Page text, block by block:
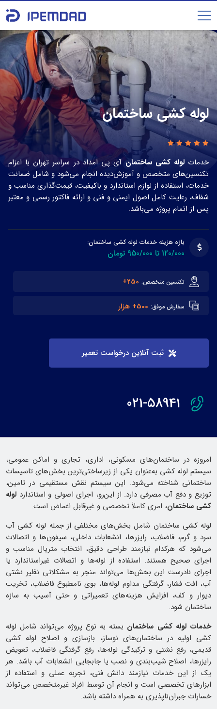
لوله کشی ساختمان
خدمات لوله کشی ساختمان آی‌ پی امداد در سراسر تهران با اعزام
تکنسین‌های متخصص و آموزش‌دیده انجام می‌شود و شامل ضمانت
خدمات، استفاده از لوازم استاندارد و باکیفیت، قیمت‌گذاری مناسب و
شفاف، رعایت کامل اصول ایمنی و فنی و ارائه فاکتور رسمی و معتبر
پس از اتمام پروژه می‌باشد.
بازه هزینه خدمات لوله کشی ساختمان:
120/000 تا 950/000 تومان
تکنسین متخصص: 250+
سفارش موفق: 500+ هزار
ثبت آنلاین درخواست تعمیر
021-58941
امروزه در ساختمان‌های مسکونی، اداری، تجاری و اماکن عمومی،
سیستم لوله کشی به‌عنوان یکی از زیرساختی‌ترین بخش‌های تاسیسات
ساختمانی شناخته می‌شود. این سیستم نقش مستقیمی در تامین،
توزیع و دفع آب مصرفی دارد. از این‌رو، اجرای اصولی و استاندارد لوله
کشی ساختمان، امری کاملاً تخصصی و غیرقابل اغماض است.
لوله کشی ساختمان شامل بخش‌های مختلفی از جمله لوله کشی آب
سرد و گرم، فاضلاب، رایزرها، انشعابات داخلی، سیفون‌ها و اتصالات
می‌شود که هرکدام نیازمند طراحی دقیق، انتخاب متریال مناسب و
اجرای صحیح هستند. استفاده از لوله‌ها و اتصالات غیراستاندارد یا
اجرای نادرست این بخش‌ها می‌تواند منجر به مشکلاتی نظیر نشتی
آب، افت فشار، گرفتگی مداوم لوله‌ها، بوی نامطبوع فاضلاب، تخریب
دیوار و کف، افزایش هزینه‌های تعمیراتی و حتی آسیب به سازه
ساختمان شود.
خدمات لوله کشی ساختمان بسته به نوع پروژه می‌تواند شامل لوله
کشی اولیه در ساختمان‌های نوساز، بازسازی و اصلاح لوله کشی
قدیمی، رفع نشتی و ترکیدگی لوله‌ها، رفع گرفتگی فاضلاب، تعویض
رایزرها، اصلاح شیب‌بندی و نصب یا جابجایی انشعابات آب باشد. هر
یک از این خدمات نیازمند دانش فنی، تجربه عملی و استفاده از
ابزارهای تخصصی است و انجام آن توسط افراد غیرمتخصص می‌تواند
خسارات جبران‌ناپذیری به همراه داشته باشد.